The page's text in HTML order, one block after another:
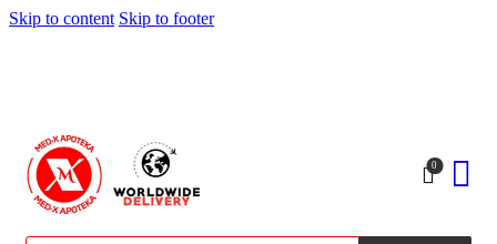
Skip to content Skip to footer
0